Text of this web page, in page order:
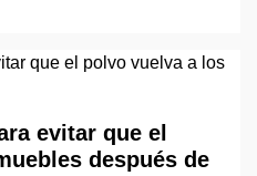
evitar que el
después de